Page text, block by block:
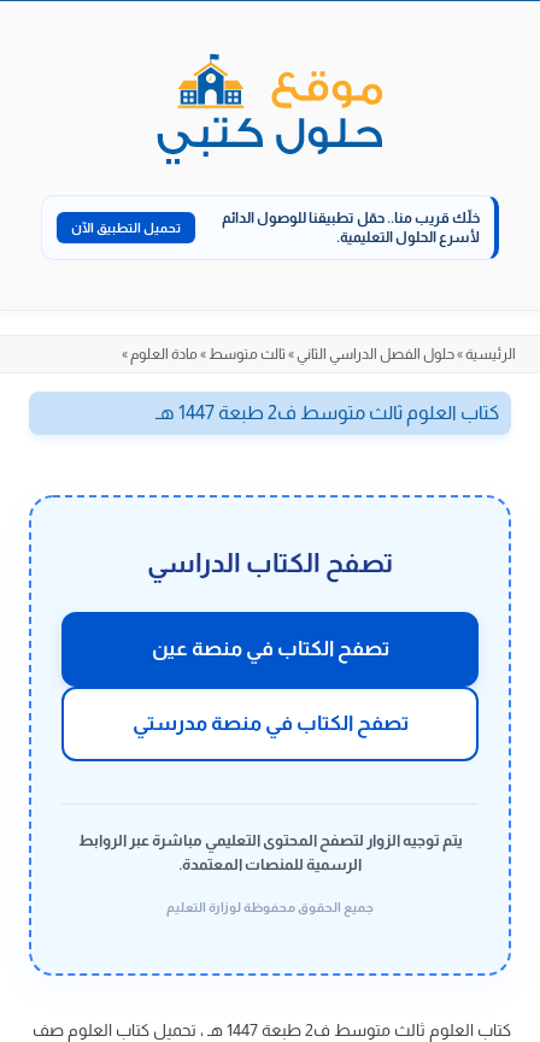
خلّك قريب منا.. حمّل تطبيقنا للوصول الدائم
لأسرع الحلول التعليمية.
تحميل التطبيق الآن
الرئيسية»حلول الفصل الدراسي الثاني» ثالث متوسط» مادة العلوم »
كتاب العلوم ثالث متوسط ف2 طبعة 1447 هـ
تصفح الكتاب الدراسي
تصفح الكتاب في منصة عين
تصفح الكتاب في منصة مدرستي
يتم توجيه الزوار لتصفح المحتوى التعليمي مباشرة عبر الروابط
الرسمية للمنصات المعتمدة.
جميع الحقوق محفوظة لوزارة التعليم
كتاب العلوم ثالث متوسط ف2 طبعة 1447 هـ ، تحميل كتاب العلوم صف